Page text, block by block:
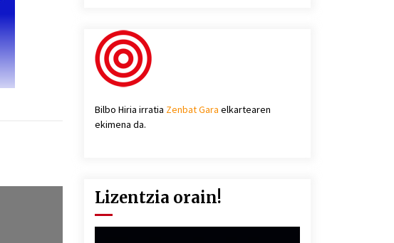
Bilbo Hiria irratia Zenbat Gara elkartearen
ekimena da.
Lizentzia orain!